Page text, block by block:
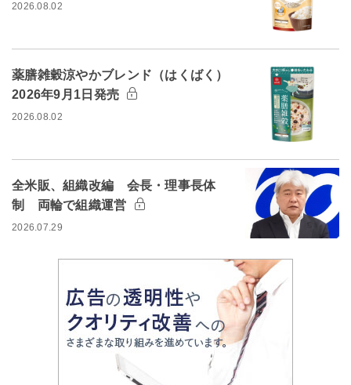
2026.08.02
薬膳雑穀涼やかブレンド（はくばく）
2026年9月1日発売
2026.08.02
全米販、組織改編 会長・理事長体
制 両輪で組織運営
2026.07.29